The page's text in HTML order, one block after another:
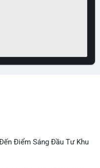
Điểm Sáng Đầu Tư Khu